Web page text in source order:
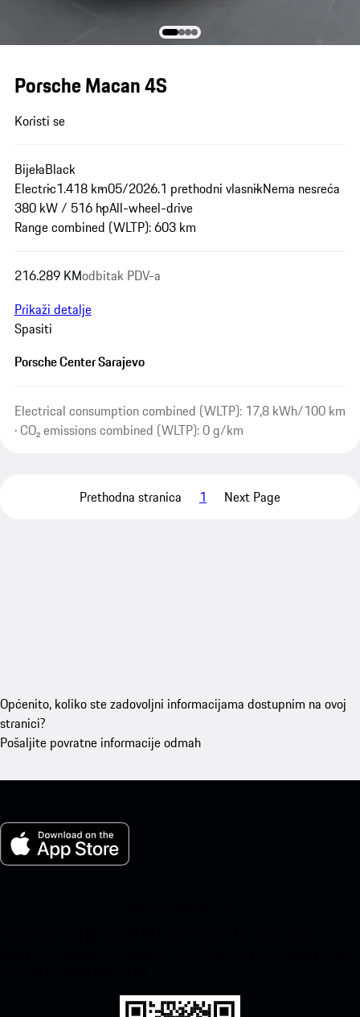
Porsche Macan 4S
Koristi se
BijelaBlack
Electric1.418 km05/2026.1 prethodni vlasnikNema nesreća
380 kW / 516 hpAll-wheel-drive
Range combined (WLTP): 603 km
216.289 KModbitak PDV-a
Prikaži detalje
Spasiti
Porsche Center Sarajevo
Electrical consumption combined (WLTP): 17,8 kWh/100 km
· CO₂ emissions combined (WLTP): 0 g/km
Prethodna stranica 1 Next Page
Općenito, koliko ste zadovoljni informacijama dostupnim na ovoj
stranici?
Pošaljite povratne informacije odmah